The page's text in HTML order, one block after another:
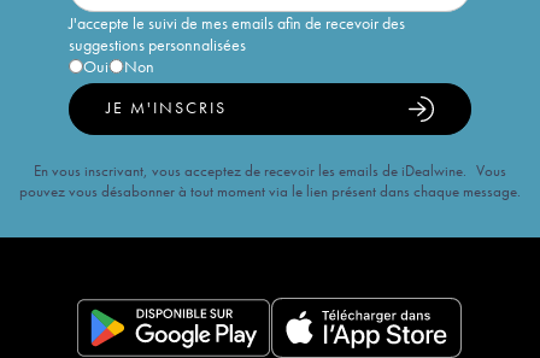
J'accepte le suivi de mes emails afin de recevoir des
suggestions personnalisées
Oui
Non
JE M'INSCRIS
En vous inscrivant, vous acceptez de recevoir les emails de iDealwine. Vous
pouvez vous désabonner à tout moment via le lien présent dans chaque message.